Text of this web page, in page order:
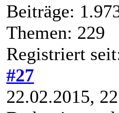
Beiträge:
Themen: 229
Registriert
#27
22.02.2015,